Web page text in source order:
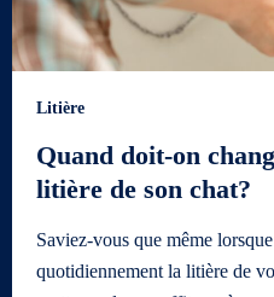
Litière
Quand doit-on
litière de son chat?
Saviez-vous que même
quotidiennement la litière de